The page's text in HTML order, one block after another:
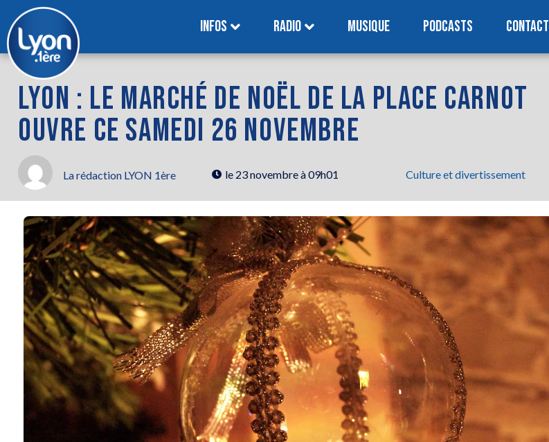
INFOS RADIO MUSIQUE PODCASTS CONTACT
LYON : LE MARCHÉ DE NOËL DE LA PLACE CARNOT
OUVRE CE SAMEDI 26 NOVEMBRE
La rédaction LYON 1ère le 23 novembre à 09h01 Culture et divertissement